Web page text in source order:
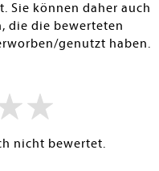
Sie können daher auch
die die bewerteten
genutzt haben.
nicht bewertet.